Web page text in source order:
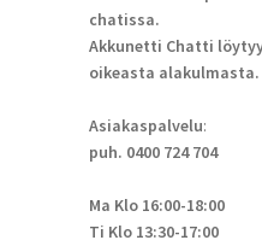
chatissa.
Akkunetti Chatti
oikeasta alakulmasta.
Asiakaspalvelu:
puh. 0400 724 704
Ma Klo 16:00-18:00
Ti Klo 13:30-17:00